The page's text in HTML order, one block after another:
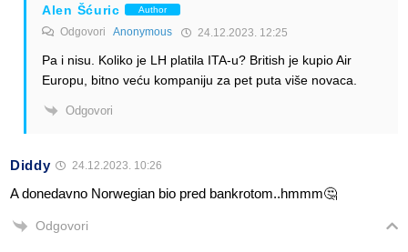
Alen Šćuric Author
Odgovori Anonymous 24.12.2023. 12:25
Pa i nisu. Koliko je LH platila ITA-u? British je kupio Air
Europu, bitno veću kompaniju za pet puta više novaca.
Odgovori
Diddy 24.12.2023. 10:26
A donedavno Norwegian bio pred bankrotom..hmmm🤔
Odgovori